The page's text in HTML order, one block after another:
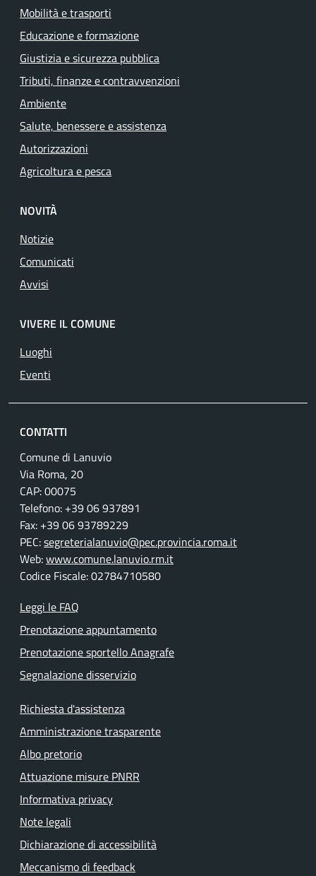
Mobilità e trasporti
Educazione e formazione
Giustizia e sicurezza pubblica
Tributi, finanze e contravvenzioni
Ambiente
Salute, benessere e assistenza
Autorizzazioni
Agricoltura e pesca
NOVITÀ
Notizie
Comunicati
Avvisi
VIVERE IL COMUNE
Luoghi
Eventi
CONTATTI
Comune di Lanuvio
Via Roma, 20
CAP: 00075
Telefono: +39 06 937891
Fax: +39 06 93789229
PEC:segreterialanuvio@pec.provincia.roma.it
Web:www.comune.lanuvio.rm.it
Codice Fiscale: 02784710580
Leggi le FAQ
Prenotazione appuntamento
Prenotazione sportello Anagrafe
Segnalazione disservizio
Richiesta d'assistenza
Amministrazione trasparente
Albo pretorio
Attuazione misure PNRR
Informativa privacy
Note legali
Dichiarazione di accessibilità
Meccanismo di feedback